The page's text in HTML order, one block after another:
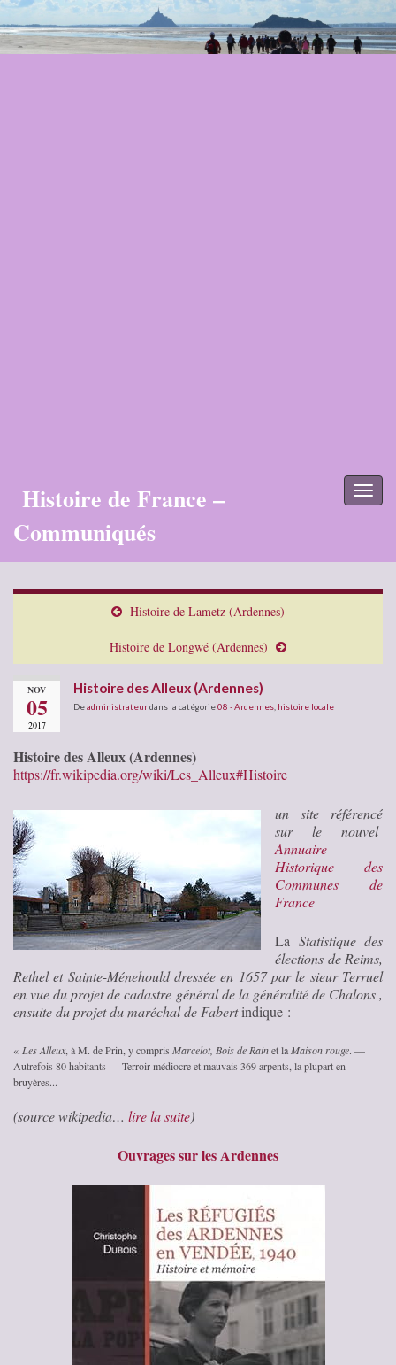
Histoire de France –
Communiqués
Histoire de Lametz (Ardennes)
Histoire de Longwé (Ardennes)
NOV
05
2017
Histoire des Alleux (Ardennes)
Deadministrateurdans la catégorie08 - Ardennes histoire locale
Histoire des Alleux (Ardennes)
https://fr.wikipedia.org/wiki/Les_Alleux#Histoire
un site référencé
sur le nouvel
Annuaire
Historique des
Communes de
France
La Statistique des
élections de Reims,
Rethel et Sainte-Ménehould dressée en 1657 par le sieur Terruel
en vue du projet de cadastre général de la généralité de Chalons ,
ensuite du projet du maréchal de Fabertindique :
« Les Alleux, à M. de Prin, y compris Marcelot, Bois de Rainet la Maison rouge. —
Autrefois 80 habitants — Terroir médiocre et mauvais 369 arpents, la plupart en
bruyères...
(source wikipedia… lire la suite)
Ouvrages sur les Ardennes